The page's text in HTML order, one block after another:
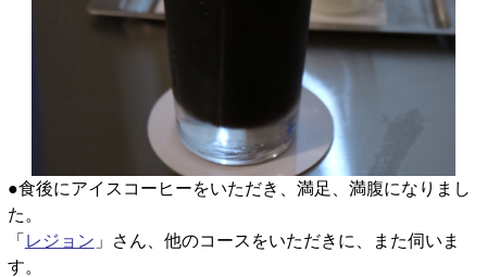
●食後にアイスコーヒーをいただき、満足、満腹になりまし
た。
「 レジョン 」さん、他のコースをいただきに、また伺いま
す。